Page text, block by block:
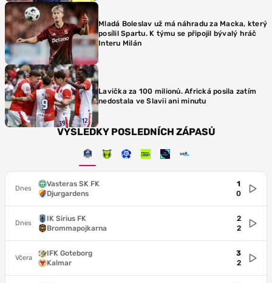
Mladá Boleslav už má náhradu za Macka, který
posílil Spartu. K týmu se připojil bývalý hráč
Interu Milán
Lavička za 100 milionů. Africká posila zatím
nedostala ve Slavii ani minutu
VÝSLEDKY POSLEDNÍCH ZÁPASŮ
Dnes
Vasteras SK FK
Djurgardens
1
0
Dnes
IK Sirius FK
Brommapojkarna
2
2
Včera
IFK Goteborg
Kalmar
3
2